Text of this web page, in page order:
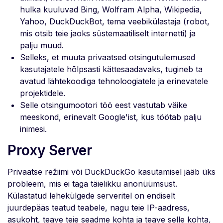
hulka kuuluvad Bing, Wolfram Alpha, Wikipedia,
Yahoo, DuckDuckBot, tema veebikülastaja (robot,
mis otsib teie jaoks süstemaatiliselt internetti) ja
palju muud.
Selleks, et muuta privaatsed otsingutulemused
kasutajatele hõlpsasti kättesaadavaks, tugineb ta
avatud lähtekoodiga tehnoloogiatele ja erinevatele
projektidele.
Selle otsingumootori töö eest vastutab väike
meeskond, erinevalt Google'ist, kus töötab palju
inimesi.
Proxy Server
Privaatse režiimi või DuckDuckGo kasutamisel jääb üks
probleem, mis ei taga täielikku anonüümsust.
Külastatud lehekülgede serveritel on endiselt
juurdepääs teatud teabele, nagu teie IP-aadress,
asukoht, teave teie seadme kohta ja teave selle kohta,